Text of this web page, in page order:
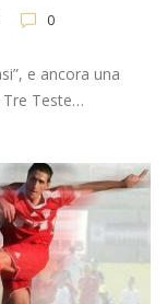
0
e ancora una
Teste…